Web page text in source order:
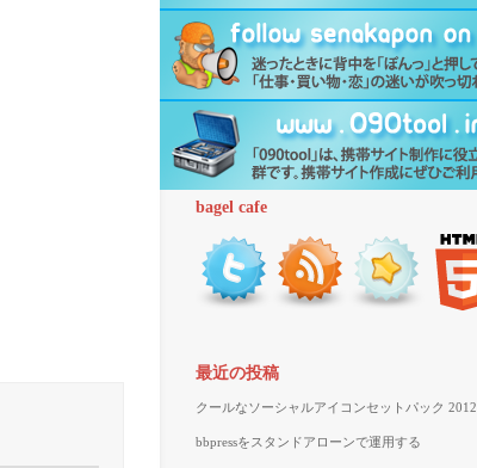
bagel cafe
最近の投稿
クールなソーシャルアイコンセットパック 2012
bbpressをスタンドアローンで運用する